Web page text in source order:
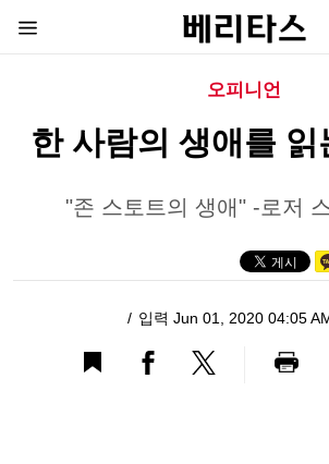
오피니언
한 사람의 생애를 읽
"존 스토트의 생애" -로저
입력 Jun 01, 2020 04:05